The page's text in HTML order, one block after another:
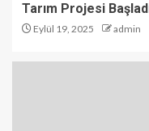
Tarım Projesi
Eylül 19, 2025 admin